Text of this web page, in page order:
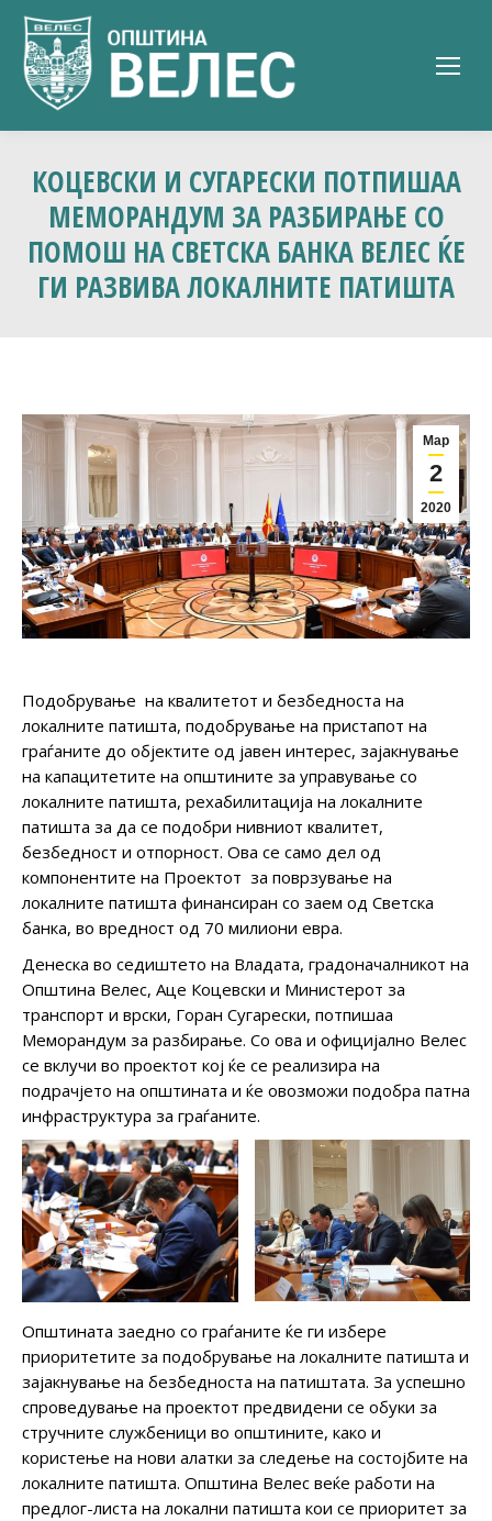
КОЦЕВСКИ И СУГАРЕСКИ ПОТПИШАА
МЕМОРАНДУМ ЗА РАЗБИРАЊЕ СО
ПОМОШ НА СВЕТСКА БАНКА ВЕЛЕС ЌЕ
ГИ РАЗВИВА ЛОКАЛНИТЕ ПАТИШТА
Мар
2
2020
Подобрување на квалитетот и безбедноста на
локалните патишта, подобрување на пристапот на
граѓаните до објектите од јавен интерес, зајакнување
на капацитетите на општините за управување со
локалните патишта, рехабилитација на локалните
патишта за да се подобри нивниот квалитет,
безбедност и отпорност. Ова се само дел од
компонентите на Проектот за поврзување на
локалните патишта финансиран со заем од Светска
банка, во вредност од 70 милиони евра.
Денеска во седиштето на Владата, градоначалникот на
Општина Велес, Аце Коцевски и Министерот за
транспорт и врски, Горан Сугарески, потпишаа
Меморандум за разбирање. Со ова и официјално Велес
се вклучи во проектот кој ќе се реализира на
подрачјето на општината и ќе овозможи подобра патна
инфраструктура за граѓаните.
Општината заедно со граѓаните ќе ги избере
приоритетите за подобрување на локалните патишта и
зајакнување на безбедноста на патиштата. За успешно
спроведување на проектот предвидени се обуки за
стручните службеници во општините, како и
користење на нови алатки за следење на состојбите на
локалните патишта. Општина Велес веќе работи на
предлог-листа на локални патишта кои се приоритет за